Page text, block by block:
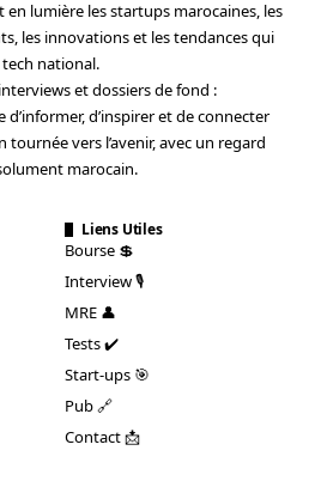
en lumière les startups marocaines, les
les innovations et les tendances qui
tech national.
et dossiers de fond :
d’inspirer et de connecter
vers l’avenir, avec un regard
marocain.
Liens Utiles
Bourse 💲
Interview 🎙️
MRE 👤
Tests ✔️
Start-ups 🎯
Pub 🔗
Contact 📩